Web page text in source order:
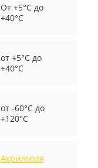
От +5°С до
+40°С
от +5°С до
+40°С
от -60°C до
+120°C
Акриловая